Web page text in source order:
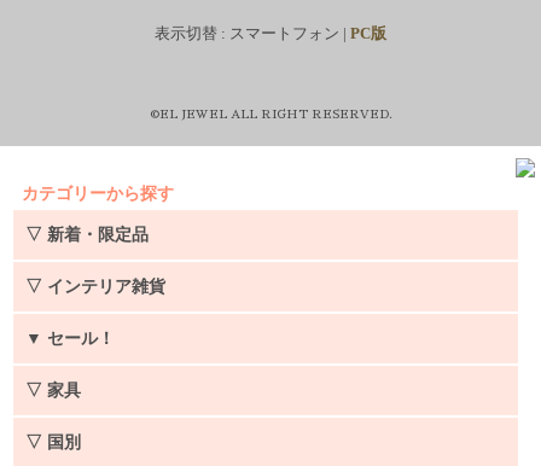
表示切替 : スマートフォン | PC版
©EL JEWEL ALL RIGHT RESERVED.
カテゴリーから探す
▽ 新着・限定品
▽ インテリア雑貨
▼ セール！
▽ 家具
▽ 国別